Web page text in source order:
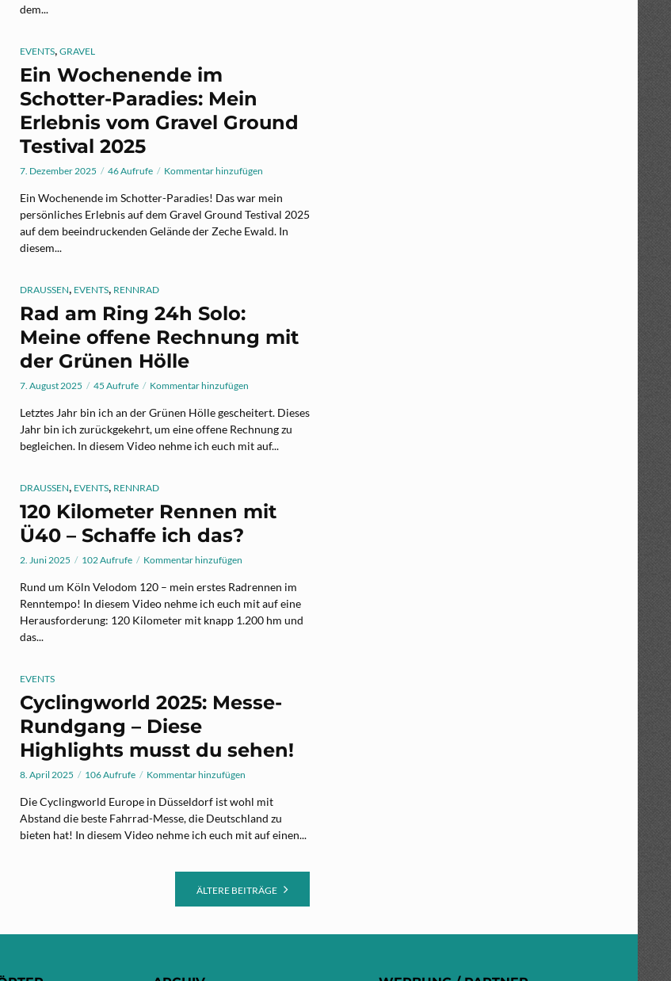
dem...
EVENTS GRAVEL
Ein Wochenende im
Schotter-Paradies: Mein
Erlebnis vom Gravel Ground
Testival 2025
7. Dezember 2025 46 Aufrufe Kommentar hinzufügen
Ein Wochenende im Schotter-Paradies! Das war mein
persönliches Erlebnis auf dem Gravel Ground Testival 2025
auf dem beeindruckenden Gelände der Zeche Ewald. In
diesem...
DRAUSSEN EVENTS RENNRAD
Rad am Ring 24h Solo:
Meine offene Rechnung mit
der Grünen Hölle
7. August 2025 45 Aufrufe Kommentar hinzufügen
Letztes Jahr bin ich an der Grünen Hölle gescheitert. Dieses
Jahr bin ich zurückgekehrt, um eine offene Rechnung zu
begleichen. In diesem Video nehme ich euch mit auf...
DRAUSSEN EVENTS RENNRAD
120 Kilometer Rennen mit
Ü40 – Schaffe ich das?
2. Juni 2025 102 Aufrufe Kommentar hinzufügen
Rund um Köln Velodom 120 – mein erstes Radrennen im
Renntempo! In diesem Video nehme ich euch mit auf eine
Herausforderung: 120 Kilometer mit knapp 1.200 hm und
das...
EVENTS
Cyclingworld 2025: Messe-
Rundgang – Diese
Highlights musst du sehen!
8. April 2025 106 Aufrufe Kommentar hinzufügen
Die Cyclingworld Europe in Düsseldorf ist wohl mit
Abstand die beste Fahrrad-Messe, die Deutschland zu
bieten hat! In diesem Video nehme ich euch mit auf einen...
ÄLTERE BEITRÄGE